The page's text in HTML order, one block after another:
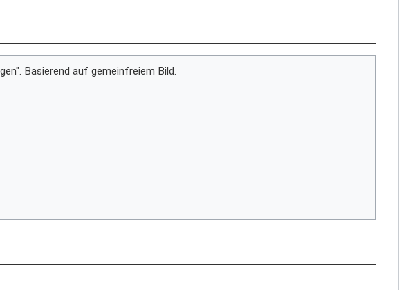
Basierend auf gemeinfreiem Bild.